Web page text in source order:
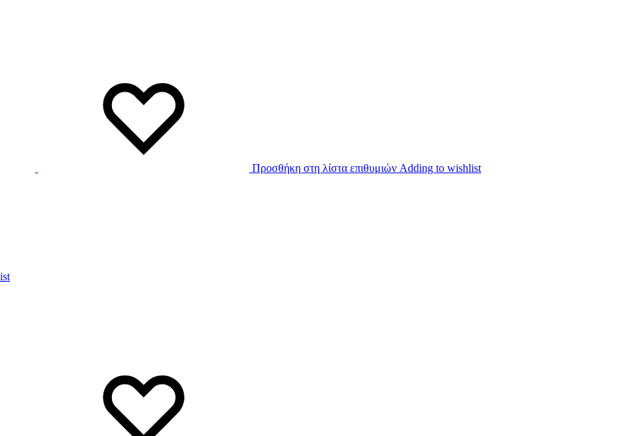
Προσθήκη στη λίστα επιθυμιών Adding to wishlist